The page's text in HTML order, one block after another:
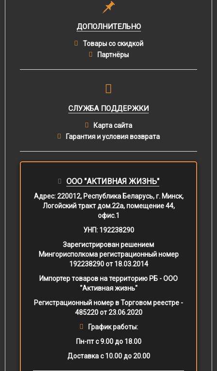
ДОПОЛНИТЕЛЬНО
Товары со скидкой
Партнёры
СЛУЖБА ПОДДЕРЖКИ
Карта сайта
Гарантия и условия возврата
ООО "АКТИВНАЯ ЖИЗНЬ"
Адрес:220012, Республика Беларусь, г. Минск,
Логойский тракт дом.22а, помещение 44,
офис.1
УНП:192238290
Зарегистрирован решением
Мингорисполкома регистрационный номер
192238290 от 18.03.2014
Импортер товаров на территорию РБ - ООО
"Активная жизнь"
Регистрационный номер в Торговом реестре -
485220 от 23.06.2020
График работы:
Пн-пт с 9.00 до 18.00
Доставка с 10.00 до 20.00